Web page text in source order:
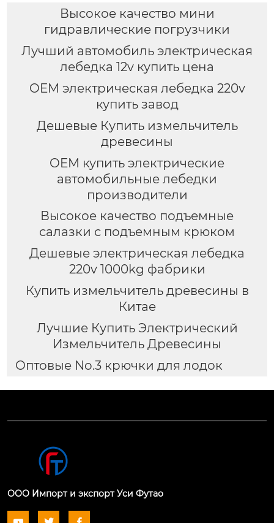
Высокое качество мини
гидравлические погрузчики
Лучший автомобиль электрическая
лебедка 12v купить цена
OEM электрическая лебедка 220v
купить завод
Дешевые Купить измельчитель
древесины
OEM купить электрические
автомобильные лебедки
производители
Высокое качество подъемные
салазки с подъемным крюком
Дешевые электрическая лебедка
220v 1000kg фабрики
Купить измельчитель древесины в
Китае
Лучшие Купить Электрический
Измельчитель Древесины
Оптовые No.3 крючки для лодок
ООО Импорт и экспорт Уси Футао